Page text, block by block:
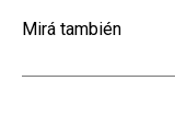
Mirá también